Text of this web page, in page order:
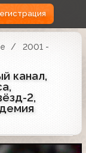
2001 -
канал,
2,